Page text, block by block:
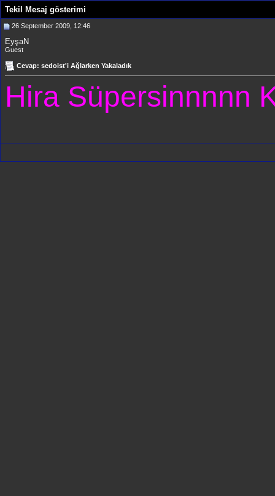
Tekil Mesaj gösterimi
26 September 2009, 12:46
EyşaN
Guest
Cevap: sedoist'i Ağlarken Yakaladık
Hira Süpersinnnnn